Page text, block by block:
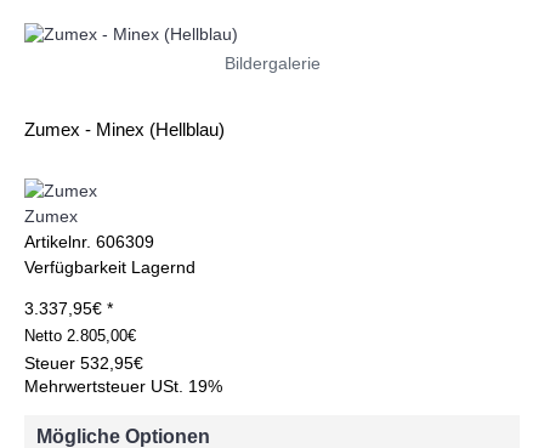
Bildergalerie
Zumex - Minex (Hellblau)
Zumex
Artikelnr. 606309
Verfügbarkeit Lagernd
3.337,95€ *
Netto 2.805,00€
Steuer 532,95€
Mehrwertsteuer USt. 19%
Mögliche Optionen